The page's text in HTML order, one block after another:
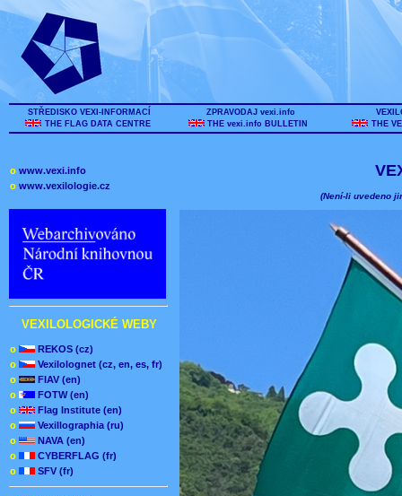
STŘEDISKO VEXI-INFORMACÍ
THE FLAG DATA CENTRE
ZPRAVODAJ vexi.info
THE vexi.info BULLETIN
THE
o www.vexi.info
o www.vexilologie.cz
VEXILOLOGICKÉ WEBY
o
REKOS (cz)
o
Vexilolognet (cz, en, es, fr)
o
FIAV (en)
o
FOTW (en)
o
Flag Institute (en)
o
Vexillographia (ru)
o
NAVA (en)
o
CYBERFLAG (fr)
o
SFV (fr)
(Není-li uvedeno